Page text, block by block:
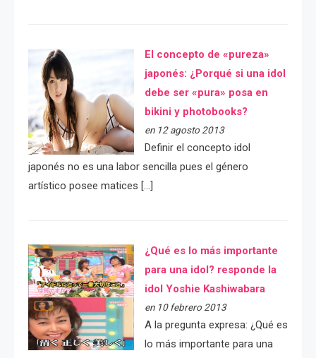
El concepto de «pureza»
japonés: ¿Porqué si una idol
debe ser «pura» posa en
bikini y photobooks?
en 12 agosto 2013
Definir el concepto idol
japonés no es una labor sencilla pues el género
artístico posee matices […]
¿Qué es lo más importante
para una idol? responde la
idol Yoshie Kashiwabara
en 10 febrero 2013
A la pregunta expresa: ¿Qué es
lo más importante para una